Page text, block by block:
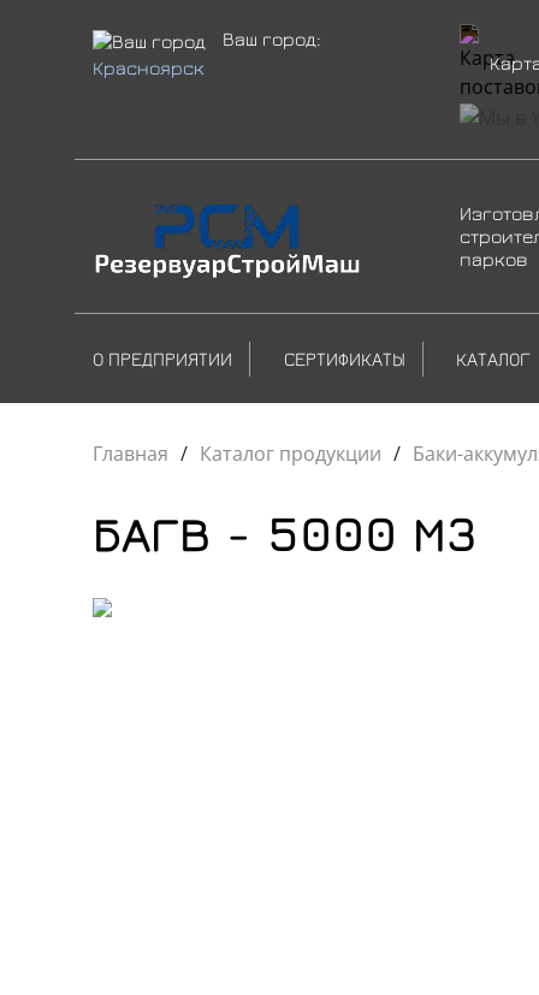
Ваш город:
Красноярск
парков
О ПРЕДПРИЯТИИ СЕРТИФИКАТЫ КАТАЛОГ
Главная / Каталог продукции / Баки-
БАГВ - 5000 М3